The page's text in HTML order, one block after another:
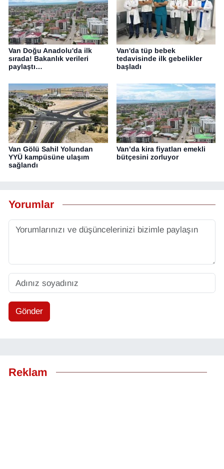
Van Doğu Anadolu'da ilk
sırada! Bakanlık verileri
paylaştı…
Van'da tüp bebek
tedavisinde ilk gebelikler
başladı
Van Gölü Sahil Yolundan
YYÜ kampüsüne ulaşım
sağlandı
Van’da kira fiyatları emekli
bütçesini zorluyor
Yorumlar
Gönder
Reklam